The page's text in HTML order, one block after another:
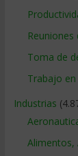
Toma de
Trabajo
Industrias
Alimentos,